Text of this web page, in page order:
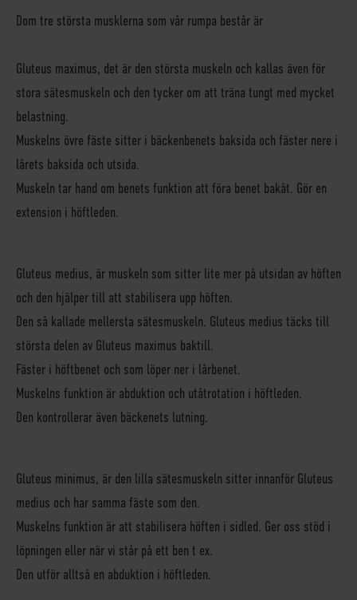
Dom tre största musklerna som vår rumpa består är
Gluteus maximus, det är den största muskeln och kallas även för
stora sätesmuskeln och den tycker om att träna tungt med mycket
belastning.
Muskelns övre fäste sitter i bäckenbenets baksida och fäster nere i
lårets baksida och utsida.
Muskeln tar hand om benets funktion att föra benet bakåt. Gör en
extension i höftleden.
Gluteus medius, är muskeln som sitter lite mer på utsidan av höften
och den hjälper till att stabilisera upp höften.
Den så kallade mellersta sätesmuskeln. Gluteus medius täcks till
största delen av Gluteus maximus baktill.
Fäster i höftbenet och som löper ner i lårbenet.
Muskelns funktion är abduktion och utåtrotation i höftleden.
Den kontrollerar även bäckenets lutning.
Gluteus minimus, är den lilla sätesmuskeln sitter innanför Gluteus
medius och har samma fäste som den.
Muskelns funktion är att stabilisera höften i sidled. Ger oss stöd i
löpningen eller när vi står på ett ben t ex.
Den utför alltså en abduktion i höftleden.